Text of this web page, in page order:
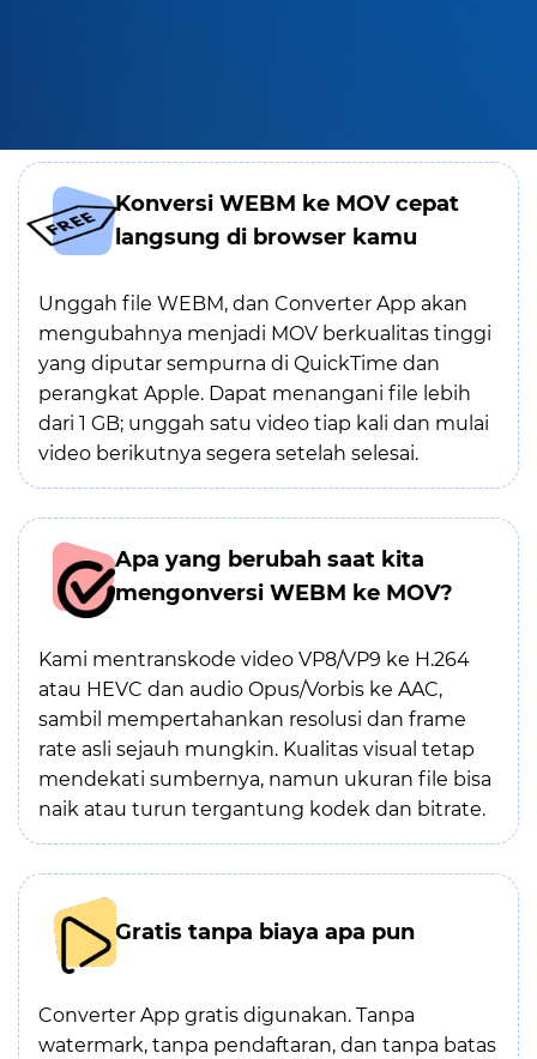
Konversi WEBM ke MOV cepat
langsung di browser kamu
Unggah file WEBM, dan Converter App akan
mengubahnya menjadi MOV berkualitas tinggi
yang diputar sempurna di QuickTime dan
perangkat Apple. Dapat menangani file lebih
dari 1 GB; unggah satu video tiap kali dan mulai
video berikutnya segera setelah selesai.
Apa yang berubah saat kita
mengonversi WEBM ke MOV?
Kami mentranskode video VP8/VP9 ke H.264
atau HEVC dan audio Opus/Vorbis ke AAC,
sambil mempertahankan resolusi dan frame
rate asli sejauh mungkin. Kualitas visual tetap
mendekati sumbernya, namun ukuran file bisa
naik atau turun tergantung kodek dan bitrate.
Gratis tanpa biaya apa pun
Converter App gratis digunakan. Tanpa
watermark, tanpa pendaftaran, dan tanpa batas